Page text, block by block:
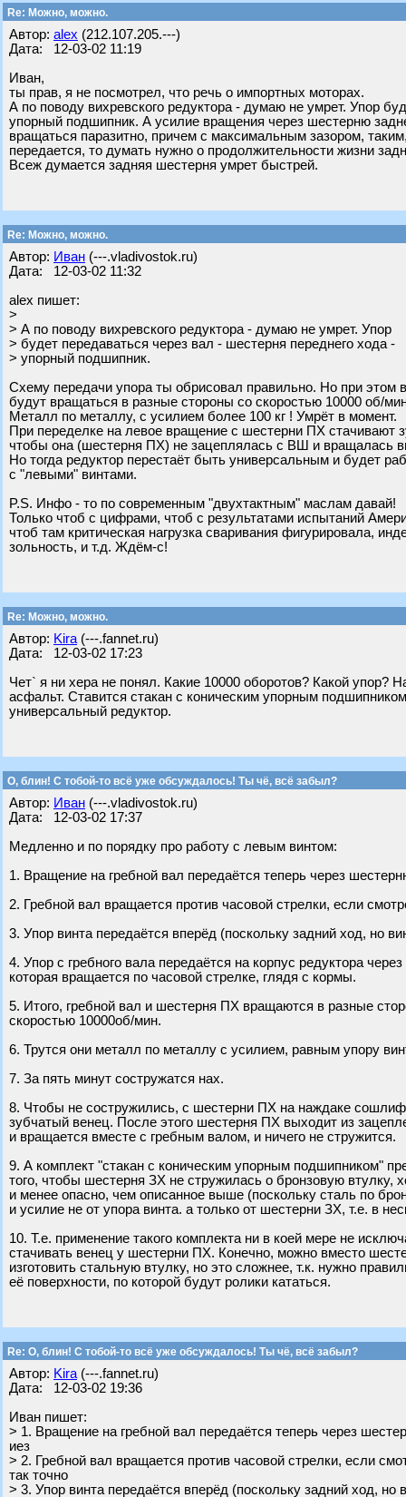
Re: Можно, можно.
Автор: alex (212.107.205.---)
Дата: 12-03-02 11:19
Иван,
ты прав, я не посмотрел, что речь о импортных моторах.
А по поводу вихревского редуктора - думаю не умрет. Упор
упорный подшипник. А усилие вращения через шестерню
вращаться паразитно, причем с максимальным зазором,
передается, то думать нужно о продолжительности жизни
Всеж думается задняя шестерня умрет быстрей.
Re: Можно, можно.
Автор: Иван (---.vladivostok.ru)
Дата: 12-03-02 11:32
alex пишет:
>
> А по поводу вихревского редуктора - думаю не умрет. Упор
> будет передаваться через вал - шестерня переднего хода -
> упорный подшипник.
Схему передачи упора ты обрисовал правильно. Но при этом
будут вращаться в разные стороны со скоростью 10000 об/
Металл по металлу, с усилием более 100 кг ! Умрёт в момент.
При переделке на левое вращение с шестерни ПХ стачивают
чтобы она (шестерня ПХ) не зацеплялась с ВШ и вращалась
Но тогда редуктор перестаёт быть универсальным и будет
с "левыми" винтами.
P.S. Инфо - то по современным "двухтактным" маслам давай!
Только чтоб с цифрами, чтоб с результатами испытаний
чтоб там критическая нагрузка сваривания фигурировала,
зольность, и т.д. Ждём-с!
Re: Можно, можно.
Автор: Kira (---.fannet.ru)
Дата: 12-03-02 17:23
Чет` я ни хера не понял. Какие 10000 оборотов? Какой упор?
асфальт. Ставится стакан с коническим упорным
универсальный редуктор.
О, блин! С тобой-то всё уже обсуждалось! Ты чё, всё забыл?
Автор: Иван (---.vladivostok.ru)
Дата: 12-03-02 17:37
Медленно и по порядку про работу с левым винтом:
1. Вращение на гребной вал передаётся теперь через
2. Гребной вал вращается против часовой стрелки, если
3. Упор винта передаётся вперёд (поскольку задний ход, но
4. Упор с гребного вала передаётся на корпус редуктора
которая вращается по часовой стрелке, глядя с кормы.
5. Итого, гребной вал и шестерня ПХ вращаются в разные
скоростью 10000об/мин.
6. Трутся они металл по металлу с усилием, равным упору
7. За пять минут состружатся нах.
8. Чтобы не состружились, с шестерни ПХ на наждаке
зубчатый венец. После этого шестерня ПХ выходит из
и вращается вместе с гребным валом, и ничего не стружится.
9. А комплект "стакан с коническим упорным подшипником"
того, чтобы шестерня ЗХ не стружилась о бронзовую втулку,
и менее опасно, чем описанное выше (поскольку сталь по
и усилие не от упора винта. а только от шестерни ЗХ, т.е. в
10. Т.е. применение такого комплекта ни в коей мере не
стачивать венец у шестерни ПХ. Конечно, можно вместо
изготовить стальную втулку, но это сложнее, т.к. нужно
её поверхности, по которой будут ролики кататься.
Re: О, блин! С тобой-то всё уже обсуждалось! Ты чё, всё забыл?
Автор: Kira (---.fannet.ru)
Дата: 12-03-02 19:36
Иван пишет:
> 1. Вращение на гребной вал передаётся теперь через
иез
> 2. Гребной вал вращается против часовой стрелки, если
так точно
> 3. Упор винта передаётся вперёд (поскольку задний ход, но